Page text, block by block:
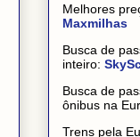
Melhores
Maxmilhas
Busca de
inteiro:
Busca de
ônibus na
Trens pela